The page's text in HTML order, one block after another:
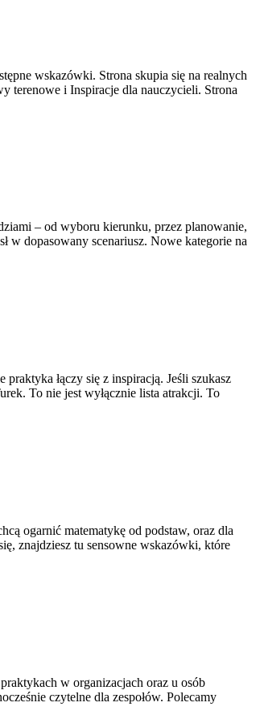
wskazówki. Strona skupia się na realnych
terenowe i Inspiracje dla nauczycieli. Strona
– od wyboru kierunku, przez planowanie,
w dopasowany scenariusz. Nowe kategorie na
łączy się z inspiracją. Jeśli szukasz
To nie jest wyłącznie lista atrakcji. To
ogarnić matematykę od podstaw, oraz dla
znajdziesz tu sensowne wskazówki, które
w organizacjach oraz u osób
czytelne dla zespołów. Polecamy